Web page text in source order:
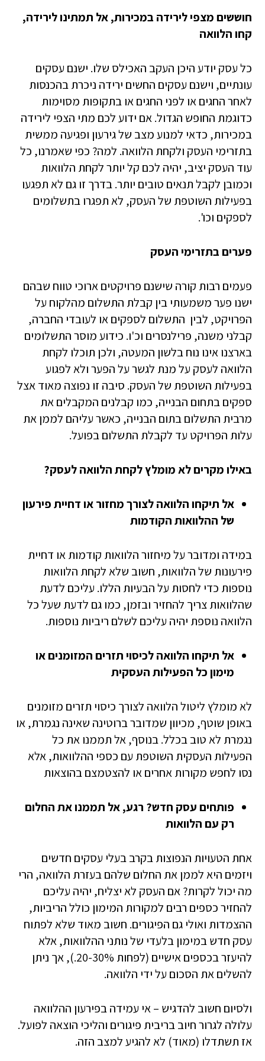
חוששים מצפי לירידה במכירות, אל תמתינו לירידה,
קחו הלוואה
כל עסק יודע היכן העקב האכילס שלו. ישנם עסקים
עונתיים, וישנם עסקים החשים ירידה ניכרת בהכנסות
לאחר החגים או לפני החגים או בתקופות מסוימות
כדוגמת החופש הגדול. אם ידוע לכם מתי הצפי לירידה
במכירות, כדאי למנוע מצב של גירעון ופגיעה ממשית
בתזרימי העסק ולקחת הלוואה. למה? כפי שאמרנו, כל
עוד העסק יציב, יהיה לכם קל יותר לקחת הלוואות
וכמובן לקבל תנאים טובים יותר. בדרך זו גם לא תפגעו
בפעילות השוטפת של העסק, לא תפגרו בתשלומים
לספקים וכו'.
פערים בתזרימי העסק
פעמים רבות קורה שישנם פרויקטים ארוכי טווח שבהם
ישנו פער משמעותי בין קבלת התשלום מהלקוח על
הפרויקט, לבין התשלום לספקים או לעובדי החברה,
קבלני משנה, פרילנסרים וכ'ו. כידוע מוסר התשלומים
בארצנו אינו נוח בלשון המעטה, ולכן תוכלו לקחת
הלוואה לעסק על מנת לגשר על הפער ולא לפגוע
בפעילות השוטפת של העסק. סיבה זו נפוצה מאוד אצל
ספקים בתחום הבנייה, כמו קבלנים המקבלים את
מרבית התשלום בתום הבנייה, כאשר עליהם לממן את
עלות הפרויקט עד לקבלת התשלום בפועל.
באילו מקרים לא מומלץ לקחת הלוואה לעסק?
אל תיקחו הלוואה לצורך מחזור או דחיית פירעון
של ההלוואות הקודמות
במידה ומדובר על מיחזור הלוואות קודמות או דחיית
פירעונות של הלוואות, חשוב שלא לקחת הלוואות
נוספות כדי לחסות על הבעיות הללו. עליכם לדעת
שהלוואות צריך להחזיר ובזמן, כמו גם לדעת שעל כל
הלוואה נוספת יהיה עליכם לשלם ריביות נוספות.
אל תיקחו הלוואה לכיסוי תזרים המזומנים או
מימון כל הפעילות העסקית
לא מומלץ ליטול הלוואה לצורך כיסוי תזרים מזומנים
באופן שוטף, מכיוון שמדובר ברוטינה שאינה נגמרת, או
נגמרת לא טוב בכלל. בנוסף, אל תממנו את כל
הפעילות העסקית השוטפת עם כספי ההלוואות, אלא
נסו לחפש מקורות אחרים או להצטמצם בהוצאות
פותחים עסק חדש? רגע, אל תממנו את החלום
רק עם הלוואות
אחת הטעויות הנפוצות בקרב בעלי עסקים חדשים
ויזמים היא לממן את החלום שלהם בעזרת הלוואה, הרי
מה יכול לקרות? אם העסק לא יצליח, יהיה עליכם
להחזיר כספים רבים למקורות המימון כולל הריביות,
ההצמדות ואולי גם הפיגורים. חשוב מאוד שלא לפתוח
עסק חדש במימון בלעדי של נותני ההלוואות, אלא
להיעזר בכספים אישיים (לפחות 20-30%.), אך ניתן
להשלים את הסכום על ידי הלוואה.
ולסיום חשוב להדגיש – אי עמידה בפירעון ההלוואה
עלולה לגרור חיוב בריבית פיגורים והליכי הוצאה לפועל.
אז תשתדלו (מאוד) לא להגיע למצב הזה.